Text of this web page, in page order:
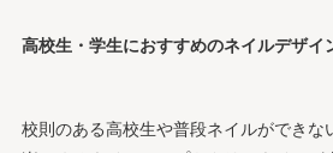
高校生・学生におすすめのネイルデザイ
校則のある高校生や普段ネイルができな